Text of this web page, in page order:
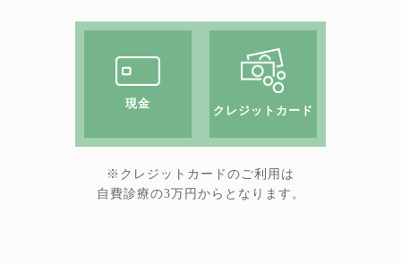
現金
クレジットカード
※クレジットカードのご利用は
自費診療の3万円からとなります。